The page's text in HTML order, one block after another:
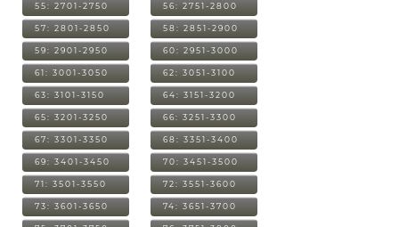
55: 2701-2750 56: 2751-2800
57: 2801-2850 58: 2851-2900
59: 2901-2950 60: 2951-3000
61: 3001-3050 62: 3051-3100
63: 3101-3150 64: 3151-3200
65: 3201-3250 66: 3251-3300
67: 3301-3350 68: 3351-3400
69: 3401-3450 70: 3451-3500
71: 3501-3550 72: 3551-3600
73: 3601-3650 74: 3651-3700